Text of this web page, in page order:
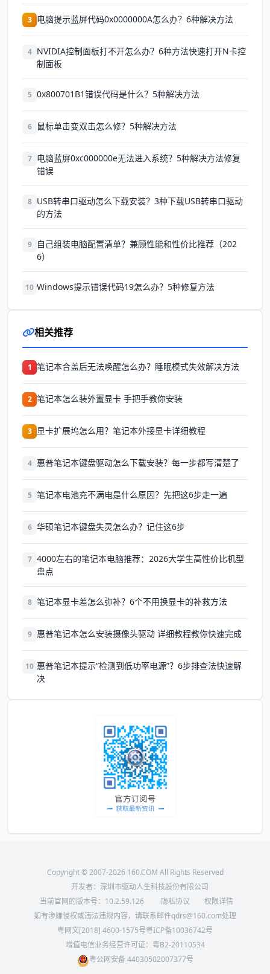
3 电脑提示蓝屏代码0x0000000A怎么办？6种解决方法
4 NVIDIA控制面板打不开怎么办？6种方法快速打开N卡控
制面板
5 0x800701B1错误代码是什么？5种解决方法
6 鼠标单击变双击怎么修？5种解决方法
7 电脑蓝屏0xc000000e无法进入系统？5种解决方法修复
错误
8 USB转串口驱动怎么下载安装？3种下载USB转串口驱动
的方法
9
自己组装电脑配置清单？兼顾性能和性价比推荐（202
6）
10 Windows提示错误代码19怎么办？5种修复方法
相关推荐
1 笔记本合盖后无法唤醒怎么办？睡眠模式失效解决方法
2 笔记本怎么装外置显卡 手把手教你安装
3 显卡扩展坞怎么用？笔记本外接显卡详细教程
4 惠普笔记本键盘驱动怎么下载安装？每一步都写清楚了
5 笔记本电池充不满电是什么原因？先把这6步走一遍
6 华硕笔记本键盘失灵怎么办？记住这6步
7 4000左右的笔记本电脑推荐：2026大学生高性价比机型
盘点
8 笔记本显卡差怎么弥补？6个不用换显卡的补救方法
9 惠普笔记本怎么安装摄像头驱动 详细教程教你快速完成
10 惠普笔记本提示“检测到低功率电源”？6步排查法快速解
决
Copyright © 2007-2026 160.COM All Rights Reserved
开发者：深圳市驱动人生科技股份有限公司
当前官网的版本号： 10.2.59.126 隐私协议
权限详情
如有涉嫌侵权或违法违规内容，请联系邮件qdrs@160.com处理
粤网文[2018] 4600-1575号粤ICP备10036742号
增值电信业务经营许可证：粤B2-20110534
粤公网安备 44030502007377号